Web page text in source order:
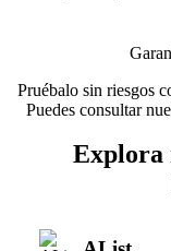
Pruébalo sin riesgos
Puedes consultar
Explora